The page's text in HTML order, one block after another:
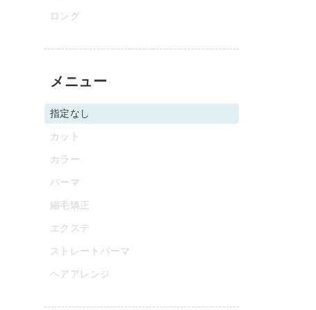
ロング
メニュー
指定なし
カット
カラー
パーマ
縮毛矯正
エクステ
ストレートパーマ
ヘアアレンジ